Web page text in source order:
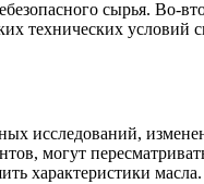
сырья. Во-
технических условий
исследований,
могут
характеристики